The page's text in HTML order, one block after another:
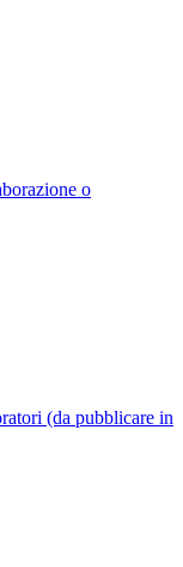
o
(da pubblicare in